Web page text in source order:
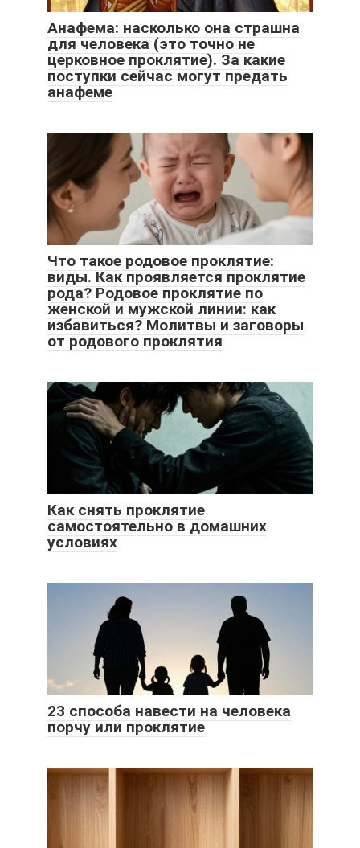
Анафема: насколько она страшна
для человека (это точно не
церковное проклятие). За какие
поступки сейчас могут предать
анафеме
Что такое родовое проклятие:
виды. Как проявляется проклятие
рода? Родовое проклятие по
женской и мужской линии: как
избавиться? Молитвы и заговоры
от родового проклятия
Как снять проклятие
самостоятельно в домашних
условиях
23 способа навести на человека
порчу или проклятие